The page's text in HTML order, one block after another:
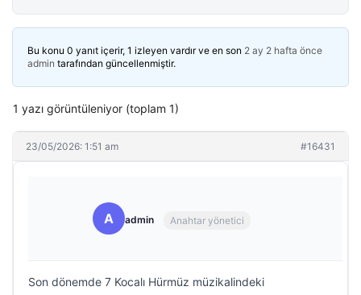
Bu konu 0 yanıt içerir, 1 izleyen vardır ve en son 2 ay 2 hafta önce
admin tarafından güncellenmiştir.
1 yazı görüntüleniyor (toplam 1)
23/05/2026: 1:51 am #16431
A admin Anahtar yönetici
Son dönemde 7 Kocalı Hürmüz müzikalindeki